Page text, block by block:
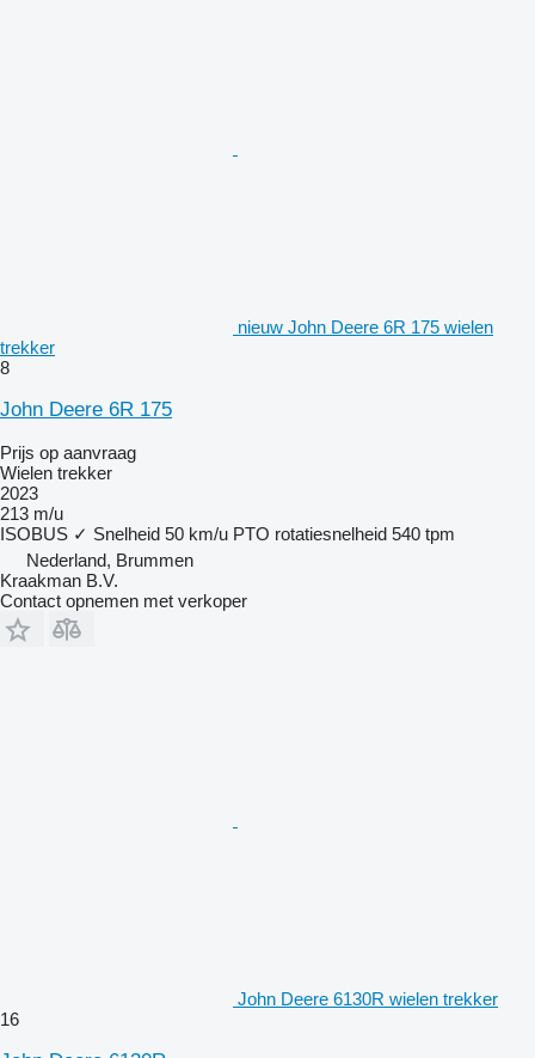
nieuw John Deere 6R 175 wielen
trekker
8
John Deere 6R 175
Prijs op aanvraag
Wielen trekker
2023
213 m/u
ISOBUS ✓ Snelheid 50 km/u PTO rotatiesnelheid 540 tpm
Nederland, Brummen
Kraakman B.V.
Contact opnemen met verkoper
John Deere 6130R wielen trekker
16